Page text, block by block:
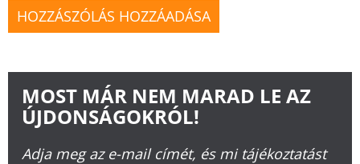
HOZZÁSZÓLÁS HOZZÁADÁSA
MOST MÁR NEM MARAD LE AZ
ÚJDONSÁGOKRÓL!
Adja meg az e-mail címét, és mi tájékoztatást